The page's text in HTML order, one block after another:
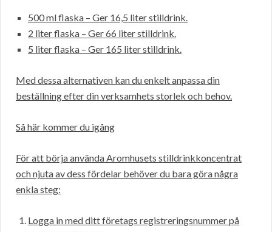
500 ml flaska – Ger 16,5 liter stilldrink.
2 liter flaska – Ger 66 liter stilldrink.
5 liter flaska – Ger 165 liter stilldrink.
Med dessa alternativen kan du enkelt anpassa din
beställning efter din verksamhets storlek och behov.
Så här kommer du igång
För att börja använda Aromhusets stilldrinkkoncentrat
och njuta av dess fördelar behöver du bara göra några
enkla steg:
Logga in med ditt företags registreringsnummer på